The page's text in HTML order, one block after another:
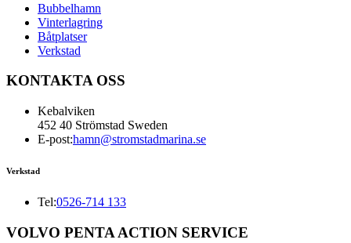
Bubbelhamn
Vinterlagring
Båtplatser
Verkstad
KONTAKTA OSS
Kebalviken
452 40 Strömstad Sweden
E-post:hamn@stromstadmarina.se
Verkstad
Tel:0526-714 133
VOLVO PENTA ACTION SERVICE